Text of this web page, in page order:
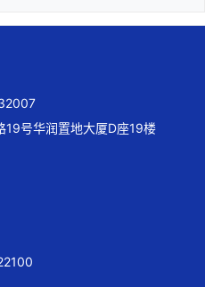
19号华润置地大厦D座19楼